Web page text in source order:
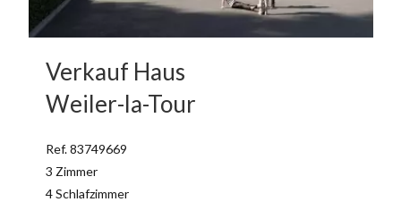
Verkauf Haus
Weiler-la-Tour
Ref. 83749669
3 Zimmer
4 Schlafzimmer